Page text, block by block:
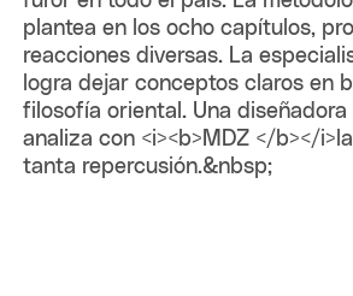
plantea en los ocho capítulos,
reacciones diversas. La
logra dejar conceptos claros en
filosofía oriental. Una
analiza con <i><b>MDZ </b></
tanta repercusión.&nbsp;